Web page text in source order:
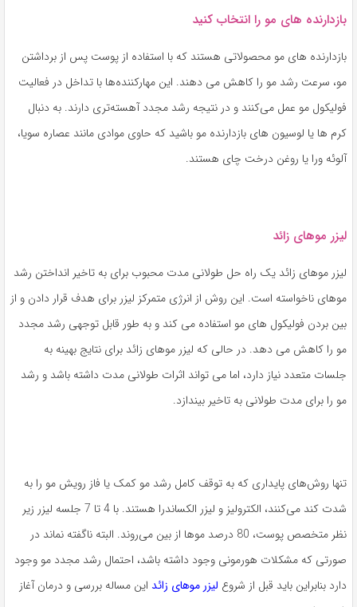
بازدارنده های مو را انتخاب کنید
بازدارنده های مو محصولاتی هستند که با استفاده از پوست پس از برداشتن
مو، سرعت رشد مو را کاهش می دهند. این مهارکننده‌ها با تداخل در فعالیت
فولیکول مو عمل می‌کنند و در نتیجه رشد مجدد آهسته‌تری دارند. به دنبال
کرم ها یا لوسیون های بازدارنده مو باشید که حاوی موادی مانند عصاره سویا،
آلوئه ورا یا روغن درخت چای هستند.
لیزر موهای زائد
لیزر موهای زائد یک راه حل طولانی مدت محبوب برای به تاخیر انداختن رشد
موهای ناخواسته است. این روش از انرژی متمرکز لیزر برای هدف قرار دادن و از
بین بردن فولیکول های مو استفاده می کند و به طور قابل توجهی رشد مجدد
مو را کاهش می دهد. در حالی که لیزر موهای زائد برای نتایج بهینه به
جلسات متعدد نیاز دارد، اما می تواند اثرات طولانی مدت داشته باشد و رشد
مو را برای مدت طولانی به تاخیر بیندازد.
تنها روش‌های پایداری که به توقف کامل رشد مو کمک یا فاز رویش مو را به
شدت کند می‌کنند، الکترولیز و لیزر الکساندرا هستند. با 4 تا 7 جلسه لیزر زیر
نظر متخصص پوست، 80 درصد موها از بین می‌روند. البته ناگفته نماند در
صورتی که مشکلات هورمونی وجود داشته باشد، احتمال رشد مجدد مو وجود
دارد بنابراین باید قبل از شروع لیزر موهای زائد این مساله بررسی و درمان آغاز